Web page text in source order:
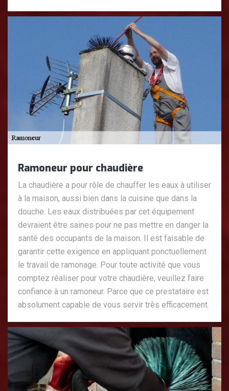
Ramoneur pour chaudière
La chaudière a pour rôle de chauffer les eaux à utiliser
à la maison, aussi bien dans la cuisine que dans la
douche. Les eaux distribuées par cet équipement
devraient être saines pour ne pas mettre en danger la
santé des occupants de la maison. Il est faisable de
garantir cette exigence en appliquant ponctuellement
le travail de ramonage. Pour toute activité que vous
comptez réaliser pour votre chaudière, veuillez faire
confiance à un ramoneur. Parce que ce prestataire est
absolument capable de vous servir très efficacement.